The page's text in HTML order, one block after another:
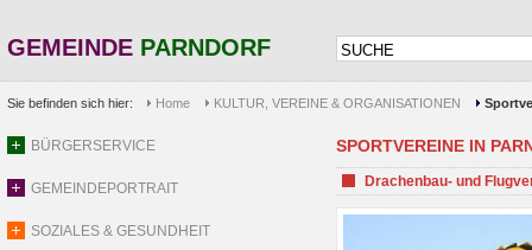
GEMEINDE PARNDORF
Sie befinden sich hier: Home KULTUR, VEREINE & ORGANISATIONEN
BÜRGERSERVICE
GEMEINDEPORTRAIT
SOZIALES & GESUNDHEIT
SPORTVEREINE IN
Drachenbau- und